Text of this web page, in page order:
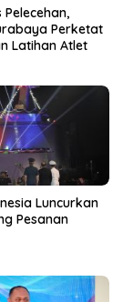
Perketat
Latihan Atlet
Luncurkan
Pesanan